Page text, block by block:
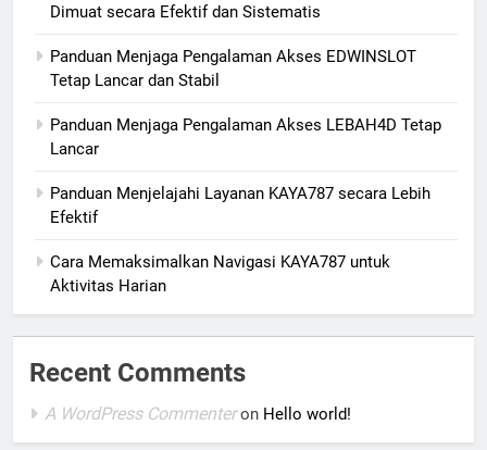
Dimuat secara Efektif dan Sistematis
Panduan Menjaga Pengalaman Akses EDWINSLOT
Tetap Lancar dan Stabil
Panduan Menjaga Pengalaman Akses LEBAH4D Tetap
Lancar
Panduan Menjelajahi Layanan KAYA787 secara Lebih
Efektif
Cara Memaksimalkan Navigasi KAYA787 untuk
Aktivitas Harian
Recent Comments
A WordPress Commenteron Hello world!